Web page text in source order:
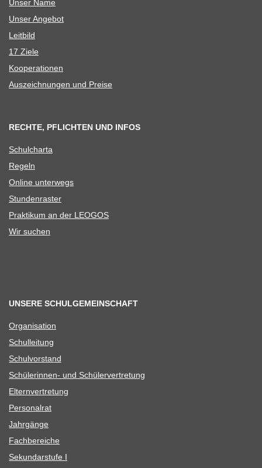
Unser Name
Unser Ange­bot
Leit­bild
17 Ziele
Koope­ra­tio­nen
Aus­zeich­nun­gen und Preise
RECHTE, PFLICHTEN UND INFOS
Schul­charta
Regeln
Online unter­wegs
Stun­den­ras­ter
Prak­ti­kum an der LEOGOS
Wir suchen
UNSERE SCHULGEMEINSCHAFT
Orga­ni­sa­tion
Schul­lei­tung
Schul­vor­stand
Schü­le­rin­nen- und Schülervertretung
Eltern­ver­tre­tung
Per­so­nal­rat
Jahr­gänge
Fach­be­rei­che
Sekun­dar­stufe I